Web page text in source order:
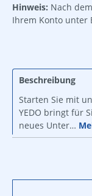
Hinweis: Nach
Ihrem Konto unter
Beschreibung
Starten Sie mit
YEDO bringt für
neues Unter…